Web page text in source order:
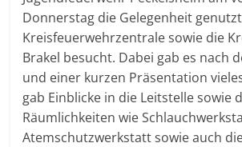
Donnerstag die Gelegenheit
Kreisfeuerwehrzentrale sowie die
Brakel besucht. Dabei gab es nach
und einer kurzen Präsentation
gab Einblicke in die Leitstelle sowie
Räumlichkeiten wie
Atemschutzwerkstatt sowie auch